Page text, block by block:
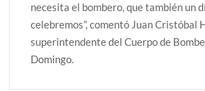
necesita el bombero, que también un
celebremos”, comentó Juan Cristóbal
superintendente del Cuerpo de
Domingo.